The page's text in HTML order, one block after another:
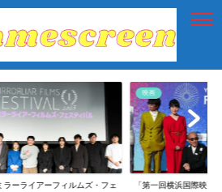
ラーライアーフィルムズ・フェ
映画
「第一回横浜国際映画